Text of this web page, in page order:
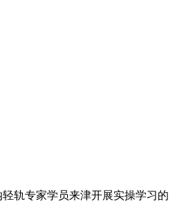
轻轨专家学员来津开展实操学习的